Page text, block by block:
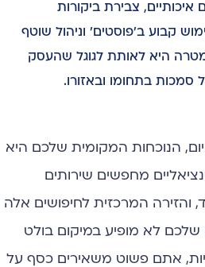
איכותיים, צבירת ביקורות
קבוע ב'פוסטים' וניהול שוטף
היא לאותת לגוגל שהעסק
סמכות בתחומו ובאזורו.
הנוכחות המקומית שלכם היא
מחפשים שירותים
והזירה המרכזית לחיפושים אלה
לא מופיע במיקום בולט
אתם פשוט משאירים כסף על